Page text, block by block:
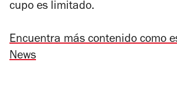
cupo es limitado.
Encuentra más contenido como
News